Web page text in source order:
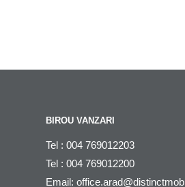
BIROU VANZARI
Tel : 004 769012203
Tel : 004 769012200
Email: